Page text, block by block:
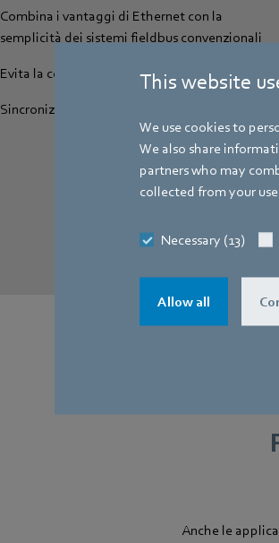
This website
We use cookies to
We also share
partners who may
collected from your
Necessary (13)
Allow all
Combina i vantaggi di Ethernet con la
semplicità dei sistemi fieldbus convenzionali
Evita la complessità delle tecnologie IT
Sincronizzazione affidabile di più assi
Anche le